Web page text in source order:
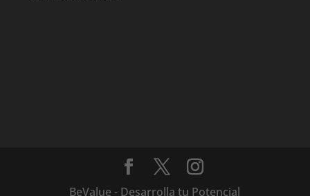
BeValue - Desarrolla tu Potencial